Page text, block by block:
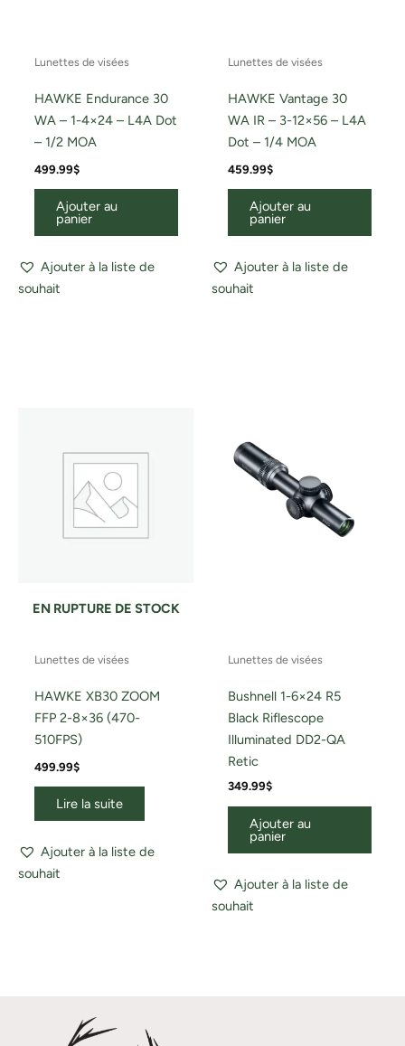
Lunettes de visées
HAWKE Endurance 30
WA – 1-4×24 – L4A Dot
– 1/2 MOA
499.99$
Ajouter au
panier
Ajouter à la liste de
souhait
Lunettes de visées
HAWKE Vantage 30
WA IR – 3-12×56 – L4A
Dot – 1/4 MOA
459.99$
Ajouter au
panier
Ajouter à la liste de
souhait
EN RUPTURE DE STOCK
Lunettes de visées
HAWKE XB30 ZOOM
FFP 2-8×36 (470-
510FPS)
499.99$
Lire la suite
Ajouter à la liste de
souhait
Lunettes de visées
Bushnell 1-6×24 R5
Black Riflescope
Illuminated DD2-QA
Retic
349.99$
Ajouter au
panier
Ajouter à la liste de
souhait